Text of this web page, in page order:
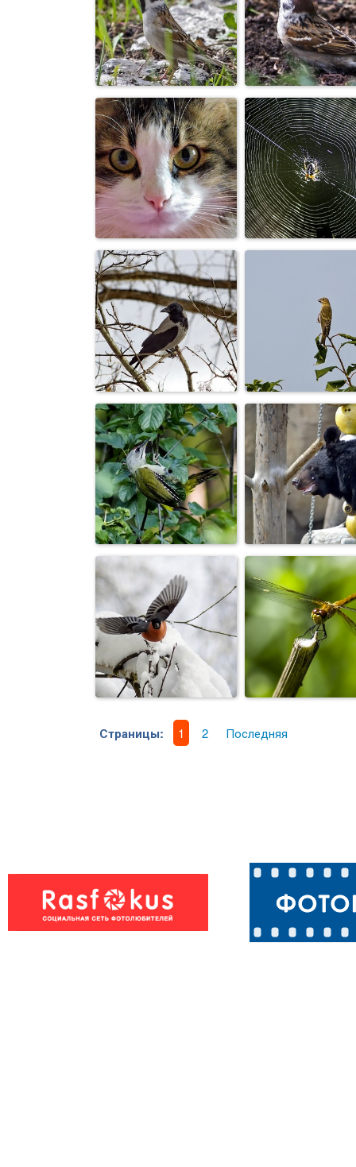
Бобр
Лягушка
земноводная
Воробей Воробей
Кот. Паук
Ворона серая Фотоохота
Дятел
Гималайский
медведь
Страницы: 1 2 Последняя